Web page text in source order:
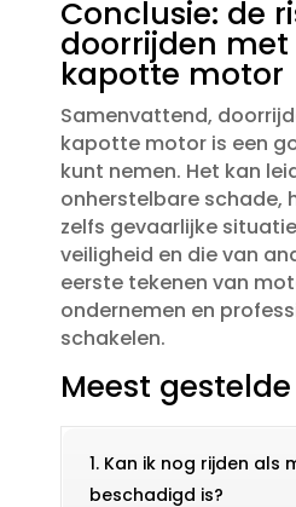
Conclusie: de
doorrijden met
kapotte motor
Samenvattend,
kapotte motor is een
kunt nemen.​ Het kan
onherstelbare schade,
zelfs gevaarlijke
veiligheid en die van
eerste tekenen van
ondernemen en
schakelen.​
Meest
1. Kan ik nog rijden als
beschadigd is?